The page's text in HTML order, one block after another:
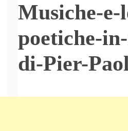
Musiche-
poetiche-
di-Pier-